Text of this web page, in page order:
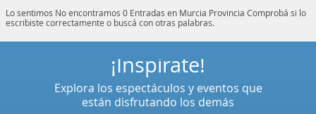
Lo sentimos No encontramos 0 Entradas en Murcia Provincia Comprobá si lo
escribiste correctamente o buscá con otras palabras.
¡Inspírate!
Explora los espectáculos y eventos que
están disfrutando los demás